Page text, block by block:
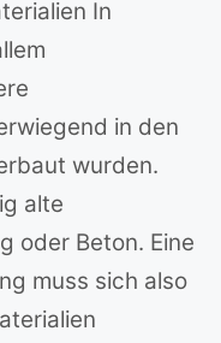
In
in den
wurden.
alte
oder Beton. Eine
muss sich also